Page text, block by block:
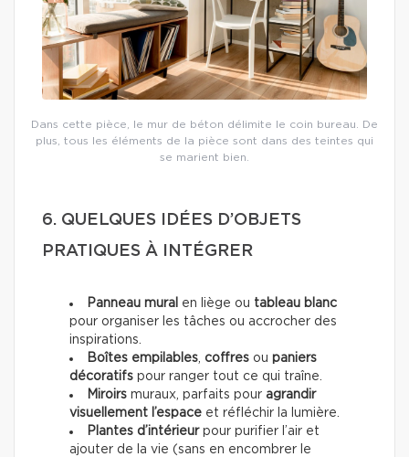
Dans cette pièce, le mur de béton délimite le coin bureau. De
plus, tous les éléments de la pièce sont dans des teintes qui
se marient bien.
6. QUELQUES IDÉES D’OBJETS
PRATIQUES À INTÉGRER
Panneau mural en liège ou tableau blanc
pour organiser les tâches ou accrocher des
inspirations.
Boîtes empilables, coffres ou paniers
décoratifs pour ranger tout ce qui traîne.
Miroirs muraux, parfaits pour agrandir
visuellement l’espace et réfléchir la lumière.
Plantes d’intérieurpour purifier l’air et
ajouter de la vie (sans en encombrer le